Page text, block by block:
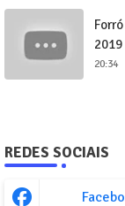
2019
20:34
REDES SOCIAIS